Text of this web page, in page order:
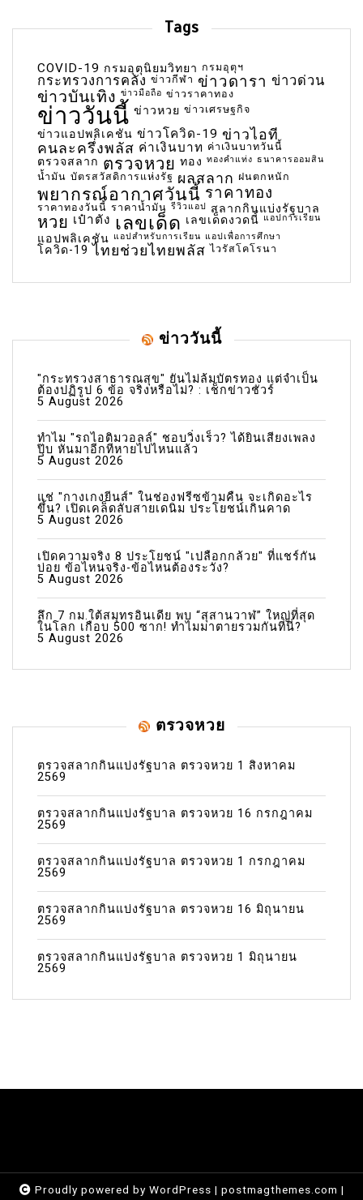
Tags
COVID-19 กรมอุตุนิยมวิทยา กรมอุตุฯ
กระทรวงการคลัง ข่าวกีฬา ข่าวดารา ข่าวด่วน
ข่าวบันเทิง ข่าวมือถือ ข่าวราคาทอง
ข่าววันนี้ ข่าวหวย ข่าวเศรษฐกิจ
ข่าวแอปพลิเคชัน ข่าวโควิด-19 ข่าวไอที
คนละครึ่งพลัส ค่าเงินบาท ค่าเงินบาทวันนี้
ตรวจสลาก ตรวจหวย ทอง ทองคำแท่ง ธนาคารออมสิน
น้ำมัน บัตรสวัสดิการแห่งรัฐ ผลสลาก ฝนตกหนัก
พยากรณ์อากาศวันนี้ ราคาทอง
ราคาทองวันนี้ ราคาน้ำมัน รีวิวแอป สลากกินแบ่งรัฐบาล
หวย เป๋าตัง เลขเด็ด เลขเด็ดงวดนี้ แอปการเรียน
แอปพลิเคชัน แอปสำหรับการเรียน แอปเพื่อการศึกษา
โควิด-19 ไทยช่วยไทยพลัส ไวรัสโคโรนา
ข่าววันนี้
"กระทรวงสาธารณสุข" ยันไม่ล้มบัตรทอง แต่จำเป็น
ต้องปฏิรูป 6 ข้อ จริงหรือไม่? : เช็กข่าวชัวร์
5 August 2026
ทำไม "รถไอติมวอลล์" ชอบวิ่งเร็ว? ได้ยินเสียงเพลง
ปุ๊บ หันมาอีกทีหายไปไหนแล้ว
5 August 2026
แช่ "กางเกงยีนส์" ในช่องฟรีซข้ามคืน จะเกิดอะไร
ขึ้น? เปิดเคล็ดลับสายเดนิม ประโยชน์เกินคาด
5 August 2026
เปิดความจริง 8 ประโยชน์ "เปลือกกล้วย" ที่แชร์กัน
บ่อย ข้อไหนจริง-ข้อไหนต้องระวัง?
5 August 2026
ลึก 7 กม.ใต้สมุทรอินเดีย พบ “สุสานวาฬ” ใหญ่ที่สุด
ในโลก เกือบ 500 ซาก! ทำไมมาตายรวมกันที่นี่?
5 August 2026
ตรวจหวย
ตรวจสลากกินแบ่งรัฐบาล ตรวจหวย 1 สิงหาคม
2569
ตรวจสลากกินแบ่งรัฐบาล ตรวจหวย 16 กรกฎาคม
2569
ตรวจสลากกินแบ่งรัฐบาล ตรวจหวย 1 กรกฎาคม
2569
ตรวจสลากกินแบ่งรัฐบาล ตรวจหวย 16 มิถุนายน
2569
ตรวจสลากกินแบ่งรัฐบาล ตรวจหวย 1 มิถุนายน
2569
Proudly powered by WordPress | postmagthemes.com |